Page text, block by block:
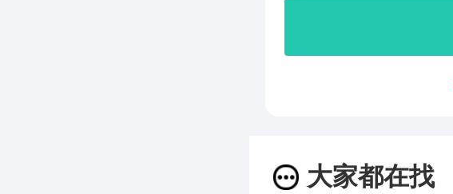
大家都在找